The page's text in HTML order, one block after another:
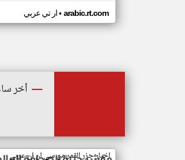
ار تي عربي• arabic.rt.com
أخر
اخبار جزر القمر من سي ان ان عربي